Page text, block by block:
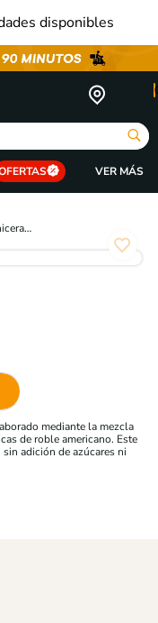
disponibles
Ron La Hechicera - 700ml
mediante la mezcla
de roble americano. Este
adición de azúcares ni